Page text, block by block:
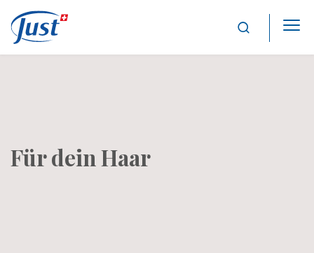
Main Navigation
Für dein Haar